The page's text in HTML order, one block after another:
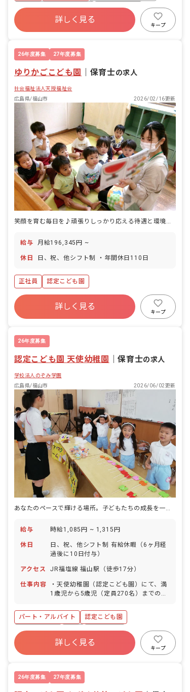
びも楽しんでいます。近くにショッピン
グモールがあるので、お買い物にも困り
ません。
寮・住宅・家賃補助あり
社会保険完備
退職金制度
残業少なめ
詳しく見る
キープ
26年度募集 27年度募集
ゆりかごこども園 保育士の求人
社会福祉法人天授福祉会
広島県/福山市
2026/02/16更新
給与 月給196,345円 ~
休日 日、祝、他シフト制 ・年間休日110日
正社員 認定こども園
詳しく見る
キープ
26年度募集
認定こども園 天使幼稚園 ｜保育士の求人
学校法人のぞみ学園
広島県/福山市
2026/06/02更新
給与 時給1,085円 ~ 1,315円
休日
日、祝、他シフト制 有給休暇（6ヶ月経
過後に10日付与）
アクセス JR福塩線 福山駅（徒歩17分）
仕事内容
・天使幼稚園（認定こども園）にて、満
1歳児から5歳児（定員270名）までの園
学校行事の運営、スクールバス添乗な
ど、担任教諭と共に保育業務に携わりま
す。 ・保育を通じて、人格・感覚・意
欲・心情・態度の基礎づくりなど、一人
ひとりの園児と丁寧に関わる保育を行い
ます。 ■保育方針：リトミック ■書類作
パート・アルバイト
認定こども園
社会保険完備
有給
退職金制度
昇給昇進あり
車通勤可
詳しく見る
キープ
26年度募集 27年度募集